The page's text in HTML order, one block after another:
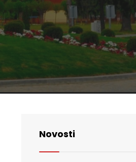
Novosti